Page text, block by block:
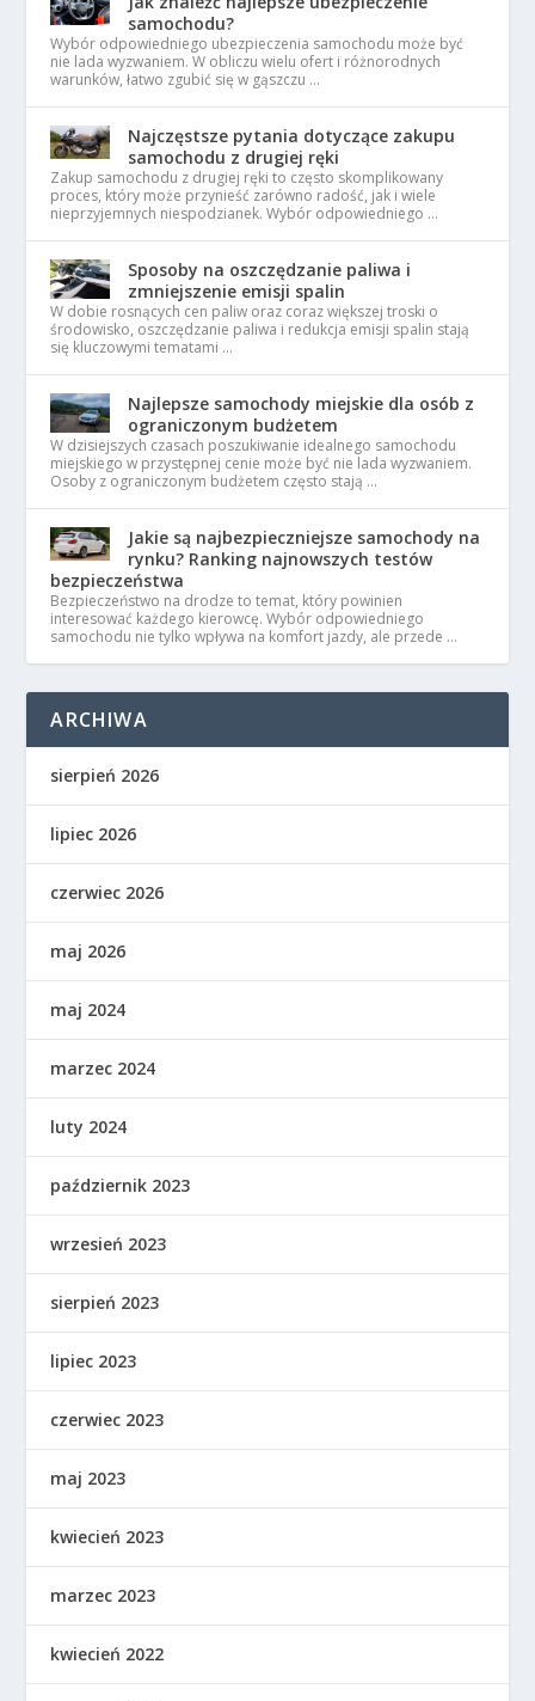
samochodu?
Wybór odpowiedniego ubezpieczenia samochodu może być
nie lada wyzwaniem. W obliczu wielu ofert i różnorodnych
warunków, łatwo zgubić się w gąszczu …
Najczęstsze pytania dotyczące zakupu
samochodu z drugiej ręki
Zakup samochodu z drugiej ręki to często skomplikowany
proces, który może przynieść zarówno radość, jak i wiele
nieprzyjemnych niespodzianek. Wybór odpowiedniego …
Sposoby na oszczędzanie paliwa i
zmniejszenie emisji spalin
W dobie rosnących cen paliw oraz coraz większej troski o
środowisko, oszczędzanie paliwa i redukcja emisji spalin stają
się kluczowymi tematami …
Najlepsze samochody miejskie dla osób z
ograniczonym budżetem
W dzisiejszych czasach poszukiwanie idealnego samochodu
miejskiego w przystępnej cenie może być nie lada wyzwaniem.
Osoby z ograniczonym budżetem często stają …
Jakie są najbezpieczniejsze samochody na
rynku? Ranking najnowszych testów
bezpieczeństwa
Bezpieczeństwo na drodze to temat, który powinien
interesować każdego kierowcę. Wybór odpowiedniego
samochodu nie tylko wpływa na komfort jazdy, ale przede …
ARCHIWA
sierpień 2026
lipiec 2026
czerwiec 2026
maj 2026
maj 2024
marzec 2024
luty 2024
październik 2023
wrzesień 2023
sierpień 2023
lipiec 2023
czerwiec 2023
maj 2023
kwiecień 2023
marzec 2023
kwiecień 2022